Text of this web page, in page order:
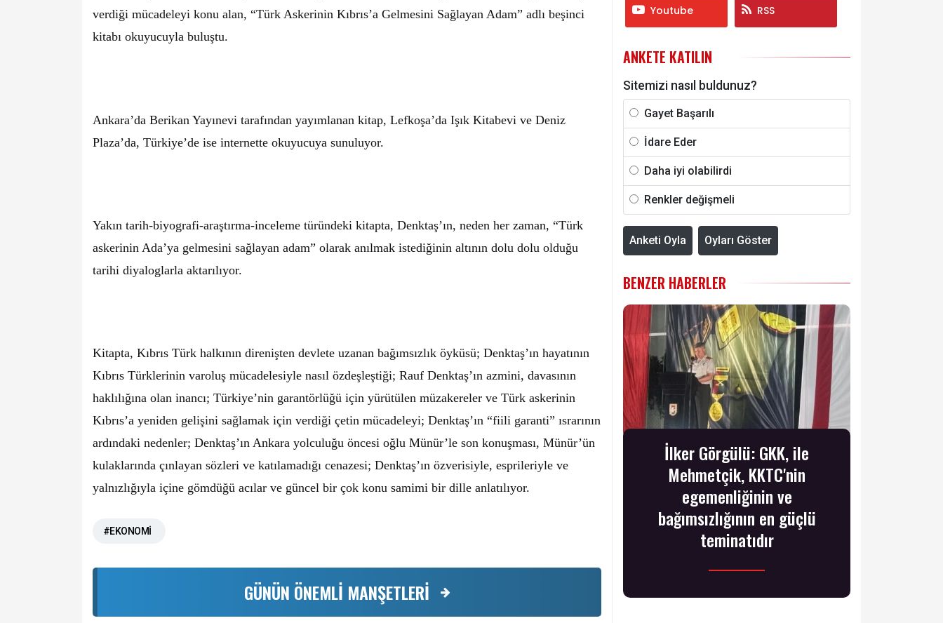
verdiği mücadeleyi konu alan, “Türk Askerinin Kıbrıs’a Gelmesini Sağlayan Adam” adlı beşinci
kitabı okuyucuyla buluştu.
Ankara’da Berikan Yayınevi tarafından yayımlanan kitap, Lefkoşa’da Işık Kitabevi ve Deniz
Plaza’da, Türkiye’de ise internette okuyucuya sunuluyor.
Yakın tarih-biyografi-araştırma-inceleme türündeki kitapta, Denktaş’ın, neden her zaman, “Türk
askerinin Ada’ya gelmesini sağlayan adam” olarak anılmak istediğinin altının dolu dolu olduğu
tarihi diyaloglarla aktarılıyor.
Kitapta, Kıbrıs Türk halkının direnişten devlete uzanan bağımsızlık öyküsü; Denktaş’ın hayatının
Kıbrıs Türklerinin varoluş mücadelesiyle nasıl özdeşleştiği; Rauf Denktaş’ın azmini, davasının
haklılığına olan inancı; Türkiye’nin garantörlüğü için yürütülen müzakereler ve Türk askerinin
Kıbrıs’a yeniden gelişini sağlamak için verdiği çetin mücadeleyi; Denktaş’ın “fiili garanti” ısrarının
ardındaki nedenler; Denktaş’ın Ankara yolculuğu öncesi oğlu Münür’le son konuşması, Münür’ün
kulaklarında çınlayan sözleri ve katılamadığı cenazesi; Denktaş’ın özverisiyle, esprileriyle ve
yalnızlığıyla içine gömdüğü acılar ve güncel bir çok konu samimi bir dille anlatılıyor.
#EKONOMİ
GÜNÜN ÖNEMLİ MANŞETLERİ
Youtube RSS
ANKETE KATILIN
Sitemizi nasıl buldunuz?
Gayet Başarılı
İdare Eder
Daha iyi olabilirdi
Renkler değişmeli
Anketi Oyla Oyları Göster
BENZER HABERLER
İlker Görgülü: GKK, ile
Mehmetçik, KKTC'nin
egemenliğinin ve
bağımsızlığının en güçlü
teminatıdır